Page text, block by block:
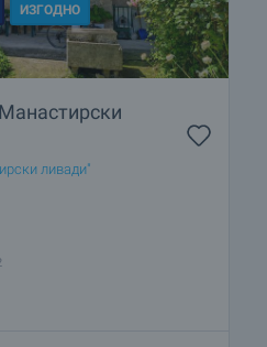
ИЗГОДНО
ливади"